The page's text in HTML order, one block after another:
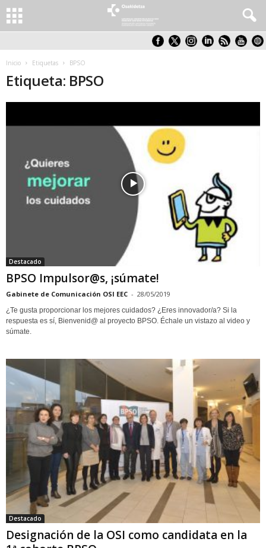
Inicio Etiquetas BPSO
Etiqueta: BPSO
Destacado
BPSO Impulsor@s, ¡súmate!
Gabinete de Comunicación OSI EEC - 28/05/2019
¿Te gusta proporcionar los mejores cuidados? ¿Eres innovador/a? Si la
respuesta es sí, Bienvenid@ al proyecto BPSO. Échale un vistazo al video y
súmate.
Destacado
Designación de la OSI como candidata en la